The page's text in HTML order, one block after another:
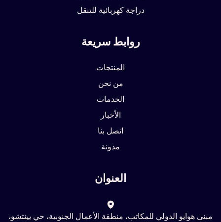
دراجة كهربائية للتنقل
روابط سريعة
المنتجات
من نحن
الخدمات
الأخبار
اتصل بنا
مدونة
العنوان
مبنى هوايو الدولي للمكاتب، منطقة الأعمال الجنوبية، حي يينتشو،